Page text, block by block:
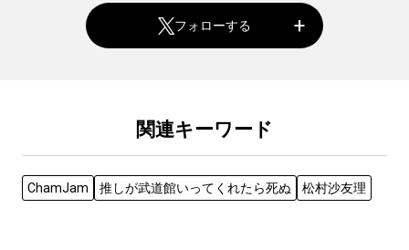
フォローする
関連キーワード
ChamJam 推しが武道館いってくれたら死ぬ 松村沙友理